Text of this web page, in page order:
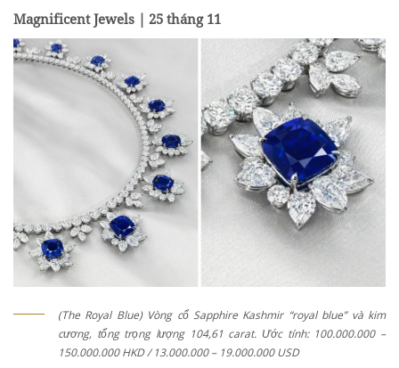
Magnificent Jewels | 25 tháng 11
(The Royal Blue) Vòng cổ Sapphire Kashmir “royal blue” và kim
cương, tổng trọng lượng 104,61 carat. Ước tính: 100.000.000 –
150.000.000 HKD / 13.000.000 – 19.000.000 USD